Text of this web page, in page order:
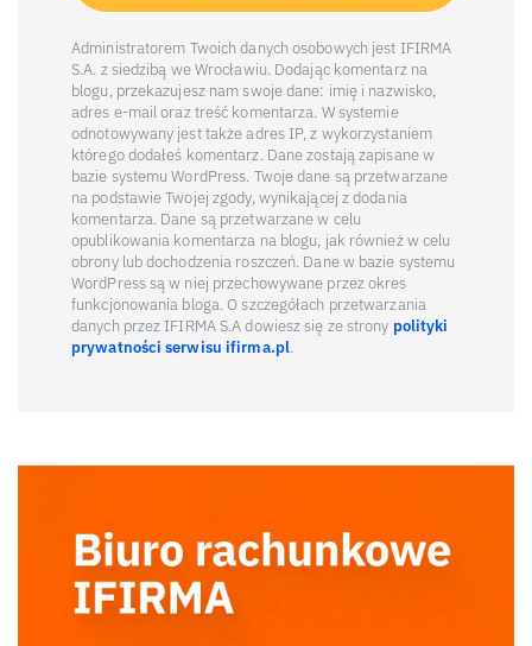
Administratorem Twoich danych osobowych jest IFIRMA
S.A. z siedzibą we Wrocławiu. Dodając komentarz na
blogu, przekazujesz nam swoje dane: imię i nazwisko,
adres e-mail oraz treść komentarza. W systemie
odnotowywany jest także adres IP, z wykorzystaniem
którego dodałeś komentarz. Dane zostają zapisane w
bazie systemu WordPress. Twoje dane są przetwarzane
na podstawie Twojej zgody, wynikającej z dodania
komentarza. Dane są przetwarzane w celu
opublikowania komentarza na blogu, jak również w celu
obrony lub dochodzenia roszczeń. Dane w bazie systemu
WordPress są w niej przechowywane przez okres
funkcjonowania bloga. O szczegółach przetwarzania
danych przez IFIRMA S.A dowiesz się ze strony polityki
prywatności serwisu ifirma.pl.